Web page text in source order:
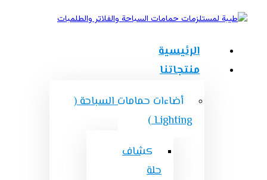
الرئيسية
منتجاتنا
أضاءات حمامات السباحة (
Lighting )
كشاف
حلة